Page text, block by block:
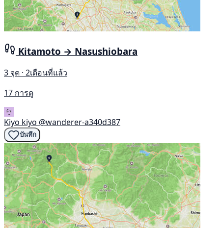
Kitamoto → Nasushiobara
3 จุด · 2เดือนที่แล้ว
17 การดู
Kiyo kiyo @wanderer-a340d387
บันทึก